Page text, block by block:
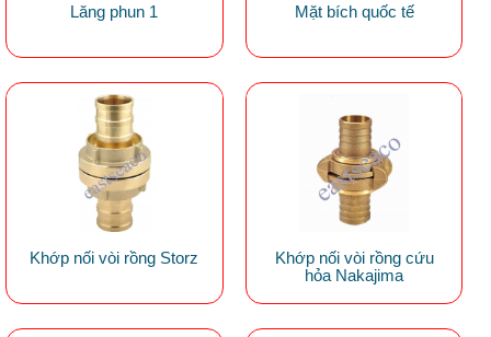
Lăng phun 1 Mặt bích quốc tế
Khớp nối vòi rồng Storz
Khớp nối vòi rồng cứu
hỏa Nakajima